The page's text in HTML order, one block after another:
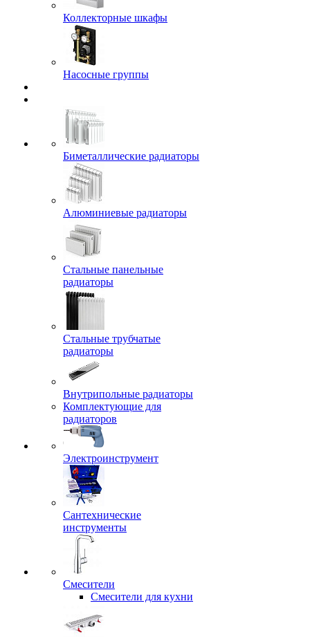
Коллекторные шкафы
Насосные группы
Биметаллические радиаторы
Алюминиевые радиаторы
Стальные панельные
радиаторы
Стальные трубчатые
радиаторы
Внутрипольные радиаторы
Комплектующие для
радиаторов
Электроинструмент
Сантехнические
инструменты
Смесители
Смесители для кухни